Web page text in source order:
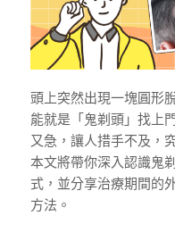
頭上突然出現一塊圓形
能就是「鬼剃頭」找上
又急，讓人措手不及，
本文將帶你深入認識鬼
式，並分享治療期間的
方法。